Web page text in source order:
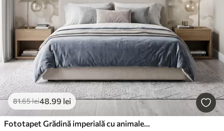
81.65lei48.99 lei
Fototapet Grădină imperială cu animale în stil oriental — maimuță, leopard, tigru, păun și stârc